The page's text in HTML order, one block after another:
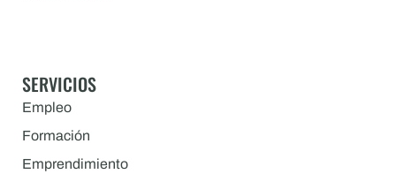
SERVICIOS
Empleo
Formación
Emprendimiento